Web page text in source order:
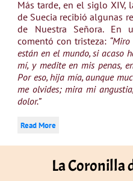
Más tarde, en el siglo XIV,
de Suecia recibió algunas
de Nuestra Señora. En
comentó con tristeza:
están en el mundo, si acaso
mí, y medite en mis penas,
Por eso, hija mía, aunque
me olvides; mira mi
dolor.”
Read More
La Coronilla